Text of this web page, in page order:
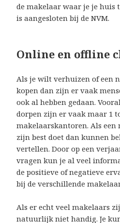
de makelaar waar je je huis
is aangesloten bij de NVM.
Online en offline
Als je wilt verhuizen of een
kopen dan zijn er vaak
ook al hebben gedaan.
dorpen zijn er vaak maar 1
makelaarskantoren. Als een
zijn best doet dan kunnen
vertellen. Door op een
vragen kun je al veel
de positieve of negatieve
bij de verschillende
Als er echt veel makelaars
natuurlijk niet handig. Je